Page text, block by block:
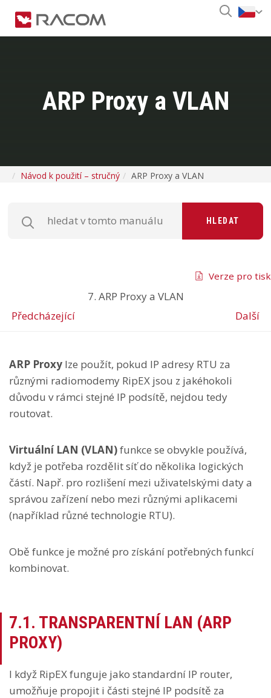
ARP Proxy a VLAN
Návod k použití – stručný ARP Proxy a VLAN
HLEDAT
7. ARP Proxy a VLAN
Předcházející
Další
Verze pro tisk
ARP Proxy lze použít, pokud IP adresy RTU za
různými radiomodemy RipEX jsou z jakéhokoli
důvodu v rámci stejné IP podsítě, nejdou tedy
routovat.
Virtuální LAN (VLAN)funkce se obvykle používá,
když je potřeba rozdělit síť do několika logických
částí. Např. pro rozlišení mezi uživatelskými daty a
správou zařízení nebo mezi různými aplikacemi
(například různé technologie RTU).
Obě funkce je možné pro získání potřebných funkcí
kombinovat.
7.1. TRANSPARENTNÍ LAN (ARP
PROXY)
I když RipEX funguje jako standardní IP router,
umožňuje propojit i části stejné IP podsítě za